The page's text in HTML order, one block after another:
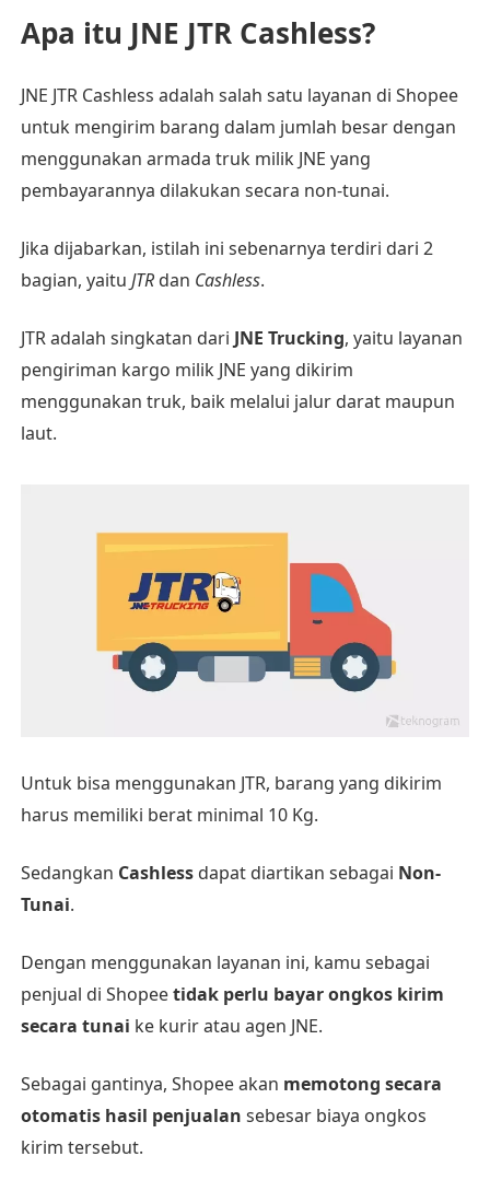
Apa itu JNE JTR Cashless?
JNE JTR Cashless adalah salah satu layanan di Shopee
untuk mengirim barang dalam jumlah besar dengan
menggunakan armada truk milik JNE yang
pembayarannya dilakukan secara non-tunai.
Jika dijabarkan, istilah ini sebenarnya terdiri dari 2
bagian, yaitu JTRdan Cashless.
JTR adalah singkatan dari JNE Trucking, yaitu layanan
pengiriman kargo milik JNE yang dikirim
menggunakan truk, baik melalui jalur darat maupun
laut.
Untuk bisa menggunakan JTR, barang yang dikirim
harus memiliki berat minimal 10 Kg.
Sedangkan Cashlessdapat diartikan sebagai Non-
Tunai.
Dengan menggunakan layanan ini, kamu sebagai
penjual di Shopeetidak perlu bayar ongkos kirim
secara tunai ke kurir atau agen JNE.
Sebagai gantinya, Shopee akan memotong secara
otomatis hasil penjualan sebesar biaya ongkos
kirim tersebut.